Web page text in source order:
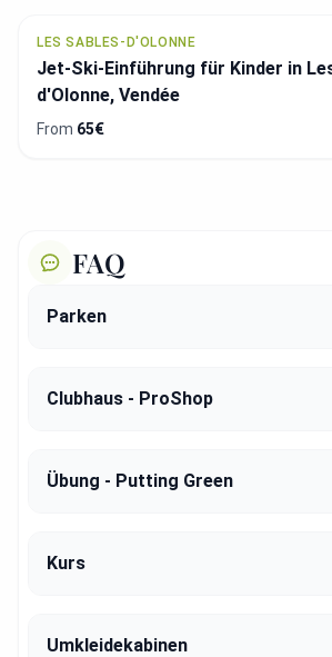
LES SABLES-D'OLONNE
Jet-Ski-Einführung für Kinder in
d'Olonne, Vendée
From 65€
FAQ
Parken
Clubhaus - ProShop
Übung - Putting Green
Kurs
Umkleidekabinen